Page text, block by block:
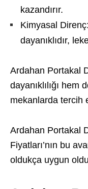
kazandırır.
Kimyasal
dayanıklıdır,
Ardahan Portakal
dayanıklılığı
mekanlarda tercih
Ardahan Portakal
Fiyatları’nın bu
oldukça uygun